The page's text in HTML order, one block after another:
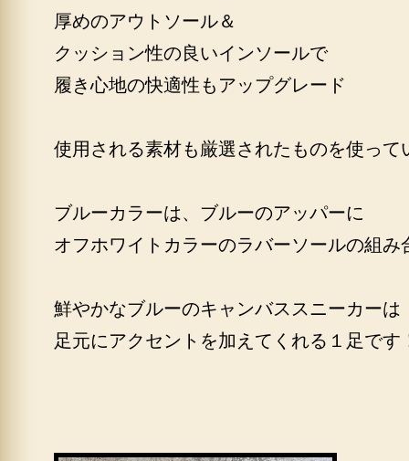
厚めのアウトソール＆
クッション性の良いインソールで
履き心地の快適性もアップグレード
使用される素材も厳選されたものを使って
ブルーカラーは、ブルーのアッパーに
オフホワイトカラーのラバーソールの組み
鮮やかなブルーのキャンバススニーカーは
足元にアクセントを加えてくれる１足です